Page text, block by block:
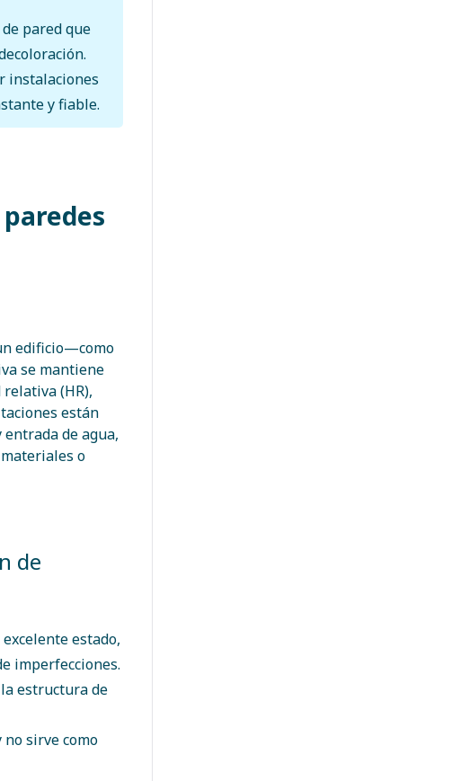
de pared que
instalaciones
y fiable.
edificio—como
se mantiene
(HR),
están
de agua,
o
de
estado,
imperfecciones.
estructura de
sirve como